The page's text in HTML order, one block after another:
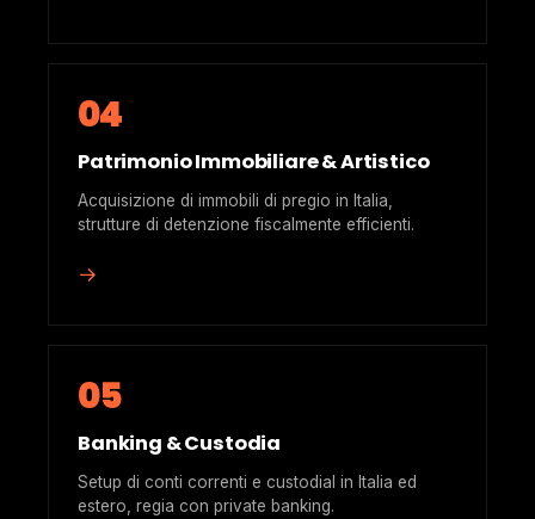
04
Patrimonio Immobiliare & Artistico
Acquisizione di immobili di pregio in Italia,
strutture di detenzione fiscalmente efficienti.
→
05
Banking & Custodia
Setup di conti correnti e custodial in Italia ed
estero, regia con private banking.